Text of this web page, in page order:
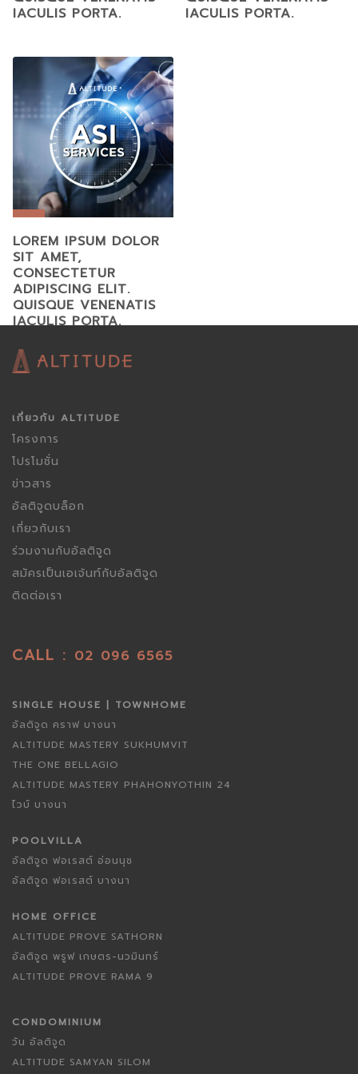
IACULIS PORTA.
IACULIS PORTA.
LOREM IPSUM DOLOR
SIT AMET,
CONSECTETUR
ADIPISCING ELIT.
QUISQUE VENENATIS
IACULIS PORTA.
เกี่ยวกับ ALTITUDE
โครงการ
โปรโมชั่น
ข่าวสาร
อัลติจูดบล็อก
เกี่ยวกับเรา
ร่วมงานกับอัลติจูด
สมัครเป็นเอเจ้นท์กับอัลติจูด
ติดต่อเรา
CALL : 02 096 6565
SINGLE HOUSE | TOWNHOME
อัลติจูด คราฟ บางนา
ALTITUDE MASTERY SUKHUMVIT
THE ONE BELLAGIO
ALTITUDE MASTERY PHAHONYOTHIN 24
ไวบ์ บางนา
POOLVILLA
อัลติจูด ฟอเรสต์ อ่อนนุช
อัลติจูด ฟอเรสต์ บางนา
HOME OFFICE
ALTITUDE PROVE SATHORN
อัลติจูด พรูฟ เกษตร-นวมินทร์
ALTITUDE PROVE RAMA 9
CONDOMINIUM
วัน อัลติจูด
ALTITUDE SAMYAN SILOM